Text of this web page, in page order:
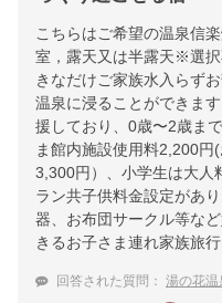
こちらはご希望の温泉信
室，露天又は半露天※選
きなだけご家族水入らず
温泉に浸ることができま
援しており、0歳〜2歳ま
ま館内施設使用料2,200
3,300円）、小学生は大人
ラン共子供料金設定があ
器、お布団サークル等な
きるお子さま連れ家族旅
回答された質問： 湯の花温泉｜